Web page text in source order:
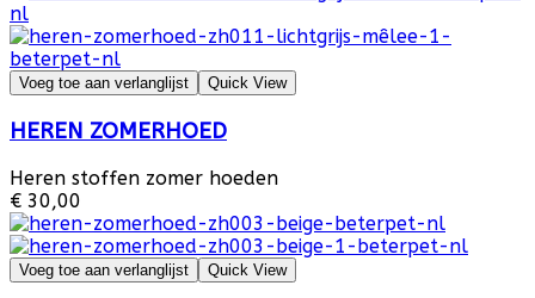
Voeg toe aan verlanglijst Quick View
HEREN ZOMERHOED
Heren stoffen zomer hoeden
€ 30,00
Voeg toe aan verlanglijst Quick View